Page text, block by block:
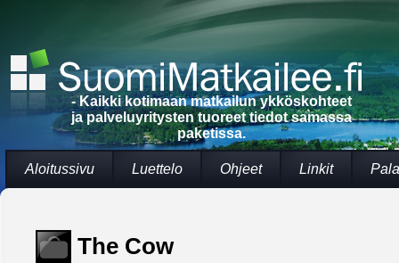
- Kaikki kotimaan matkailun ykköskohteet
ja palveluyritysten tuoreet tiedot samassa
paketissa.
Aloitussivu Luettelo Ohjeet Linkit
The Cow